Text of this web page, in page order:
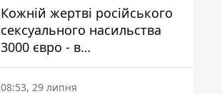
Кожній жертві російського
сексуального насильства
3000 євро - в
Мінсоцполітики пояснили
Інформатору, звідки на це
08:53, 29 липня